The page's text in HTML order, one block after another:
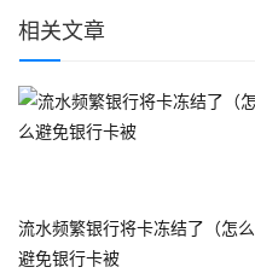
相关文章
流水频繁银行将卡冻结了（怎么
避免银行卡被